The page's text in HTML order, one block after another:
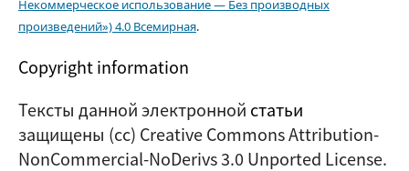
Некоммерческое использование — Без производных
произведений») 4.0 Всемирная.
Copyright information
Тексты данной электронной статьи
защищены (cc) Creative Commons Attribution-
NonCommercial-NoDerivs 3.0 Unported License.